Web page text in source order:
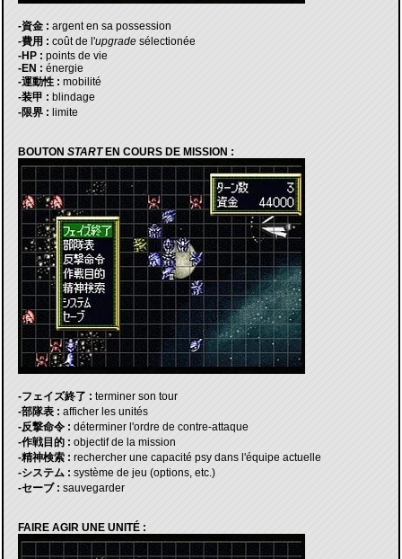
-資金 : argent en sa possession
-費用 : coût de l'upgrade sélectionée
-HP : points de vie
-EN : énergie
-運動性 : mobilité
-装甲 : blindage
-限界 : limite
BOUTON STARTEN COURS DE MISSION :
-フェイズ終了 : terminer son tour
-部隊表 : afficher les unités
-反撃命令 : déterminer l'ordre de contre-attaque
-作戦目的 : objectif de la mission
-精神検索 : rechercher une capacité psy dans l'équipe actuelle
-システム : système de jeu (options, etc.)
-セーブ : sauvegarder
FAIRE AGIR UNE UNITÉ :